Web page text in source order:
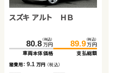
スズキ アルト ＨＢ
80.8 （税込）
万円
車両本体価格
89.9 （税込）
万円
支払総額
諸費用：9.1 万円 （税込）
日産 エクストレイル
347.6 （税込）
万円
車両本体価格
359.4 （税込）
万円
支払総額
諸費用：11.8万円（税込）
スバル フォレスター
242.7 （税込）
万円
車両本体価格
250.8 （税込）
万円
支払総額
諸費用：8.1 万円 （税込）